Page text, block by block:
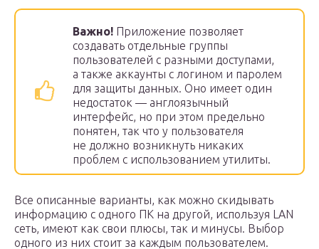
Важно! Приложение позволяет
создавать отдельные группы
пользователей с разными доступами,
а также аккаунты с логином и паролем
для защиты данных. Оно имеет один
недостаток — англоязычный
интерфейс, но при этом предельно
понятен, так что у пользователя
не должно возникнуть никаких
проблем с использованием утилиты.
Все описанные варианты, как можно скидывать
информацию с одного ПК на другой, используя LAN
сеть, имеют как свои плюсы, так и минусы. Выбор
одного из них стоит за каждым пользователем.